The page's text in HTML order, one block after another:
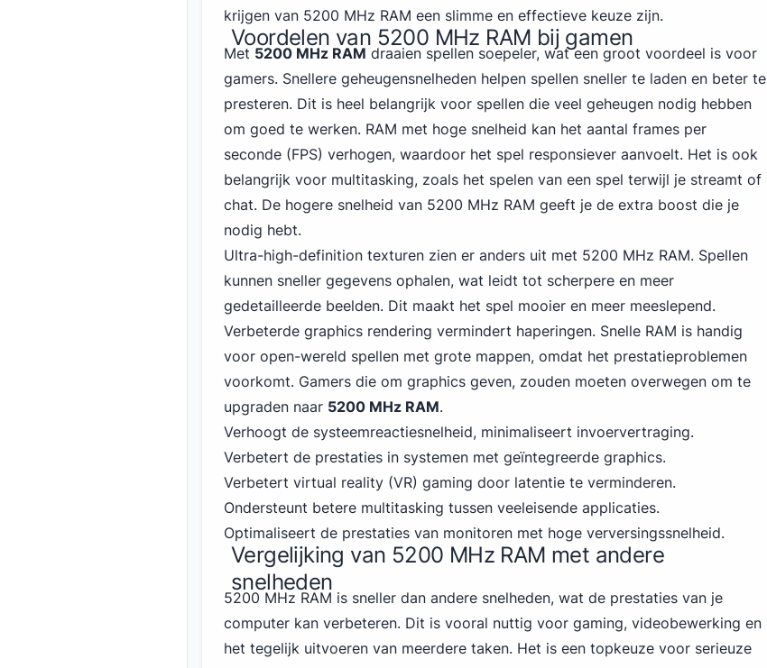
krijgen van 5200 MHz RAM een slimme en effectieve keuze zijn.
Voordelen van 5200 MHz RAM bij gamen
Met 5200 MHz RAM draaien spellen soepeler, wat een groot voordeel is voor
gamers. Snellere geheugensnelheden helpen spellen sneller te laden en beter te
presteren. Dit is heel belangrijk voor spellen die veel geheugen nodig hebben
om goed te werken. RAM met hoge snelheid kan het aantal frames per
seconde (FPS) verhogen, waardoor het spel responsiever aanvoelt. Het is ook
belangrijk voor multitasking, zoals het spelen van een spel terwijl je streamt of
chat. De hogere snelheid van 5200 MHz RAM geeft je de extra boost die je
nodig hebt.
Ultra-high-definition texturen zien er anders uit met 5200 MHz RAM. Spellen
kunnen sneller gegevens ophalen, wat leidt tot scherpere en meer
gedetailleerde beelden. Dit maakt het spel mooier en meer meeslepend.
Verbeterde graphics rendering vermindert haperingen. Snelle RAM is handig
voor open-wereld spellen met grote mappen, omdat het prestatieproblemen
voorkomt. Gamers die om graphics geven, zouden moeten overwegen om te
upgraden naar 5200 MHz RAM.
Verhoogt de systeemreactiesnelheid, minimaliseert invoervertraging.
Verbetert de prestaties in systemen met geïntegreerde graphics.
Verbetert virtual reality (VR) gaming door latentie te verminderen.
Ondersteunt betere multitasking tussen veeleisende applicaties.
Optimaliseert de prestaties van monitoren met hoge verversingssnelheid.
Vergelijking van 5200 MHz RAM met andere
snelheden
5200 MHz RAM is sneller dan andere snelheden, wat de prestaties van je
computer kan verbeteren. Dit is vooral nuttig voor gaming, videobewerking en
het tegelijk uitvoeren van meerdere taken. Het is een topkeuze voor serieuze